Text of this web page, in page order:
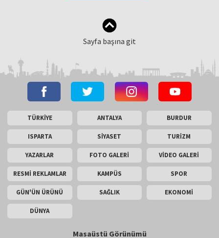
Sayfa başına git
TÜRKİYE ANTALYA BURDUR
ISPARTA SİYASET TURİZM
YAZARLAR FOTO GALERİ VİDEO GALERİ
RESMİ REKLAMLAR KAMPÜS SPOR
GÜN'ÜN ÜRÜNÜ SAĞLIK EKONOMİ
DÜNYA
Masaüstü Görünümü